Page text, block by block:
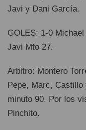
Javi y Dani García.
GOLES: 1-0
Javi Mto 27.
Arbitro: Montero
Pepe, Marc,
minuto 90. Por los
Pinchito.